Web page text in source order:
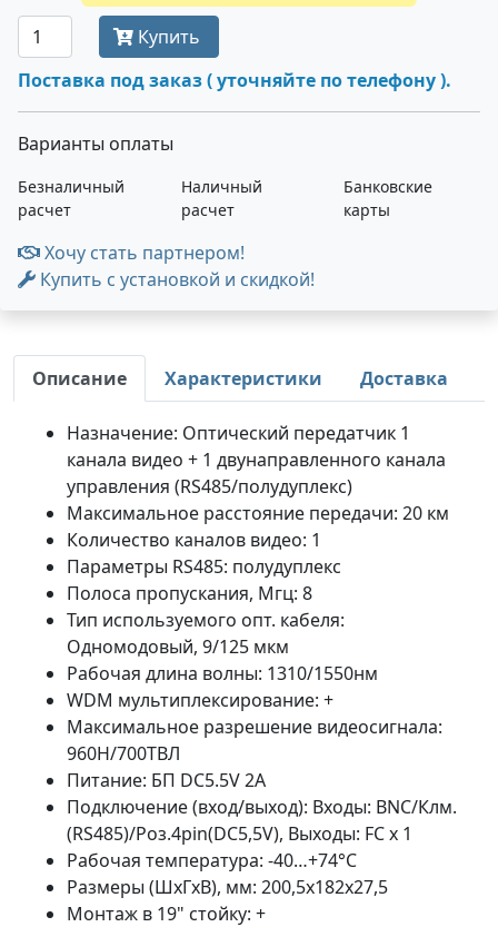
Купить
Поставка под заказ ( уточняйте по телефону ).
Варианты оплаты
Безналичный
расчет
Наличный
расчет
Банковские
карты
Хочу стать партнером!
Купить с установкой и скидкой!
Описание Характеристики Доставка
Назначение: Оптический передатчик 1
канала видео + 1 двунаправленного канала
управления (RS485/полудуплекс)
Максимальное расстояние передачи: 20 км
Количество каналов видео: 1
Параметры RS485: полудуплекс
Полоса пропускания, Мгц: 8
Тип используемого опт. кабеля:
Одномодовый, 9/125 мкм
Рабочая длина волны: 1310/1550нм
WDM мультиплексирование: +
Максимальное разрешение видеосигнала:
960H/700ТВЛ
Питание: БП DC5.5V 2A
Подключение (вход/выход): Входы: BNC/Клм.
(RS485)/Роз.4pin(DC5,5V), Выходы: FC x 1
Рабочая температура: -40…+74°С
Размеры (ШхГхВ), мм: 200,5x182x27,5
Монтаж в 19" стойку: +